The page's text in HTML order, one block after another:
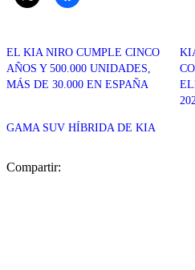
EL KIA NIRO CUMPLE CINCO
AÑOS Y 500.000 UNIDADES,
MÁS DE 30.000 EN ESPAÑA
GAMA SUV HÍBRIDA DE KIA
Compartir: